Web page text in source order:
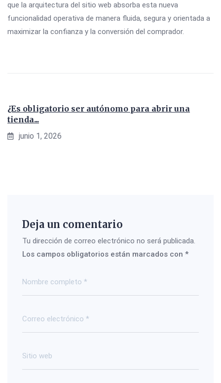
que la arquitectura del sitio web absorba esta nueva
funcionalidad operativa de manera fluida, segura y orientada a
maximizar la confianza y la conversión del comprador.
¿Es obligatorio ser autónomo para abrir una
tienda...
junio 1, 2026
Deja un comentario
Tu dirección de correo electrónico no será publicada.
Los campos obligatorios están marcados con *